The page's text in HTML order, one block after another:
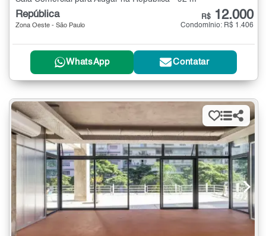
República
Zona Oeste - São Paulo
R$ 12.000
Condomínio: R$ 1.406
WhatsApp Contatar